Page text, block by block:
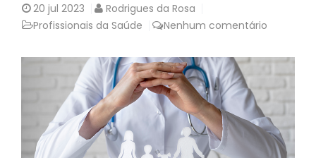
20 jul 2023
Rodrigues da Rosa
Profissionais da Saúde
Nenhum comentário